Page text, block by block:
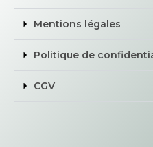
Mentions légales
Politique de
CGV